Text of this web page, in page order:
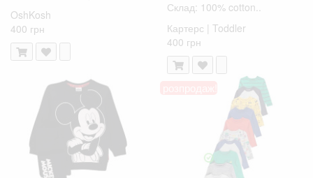
OshKosh
400 грн
Склад: 100% cotton..
Картерс | Toddler
400 грн